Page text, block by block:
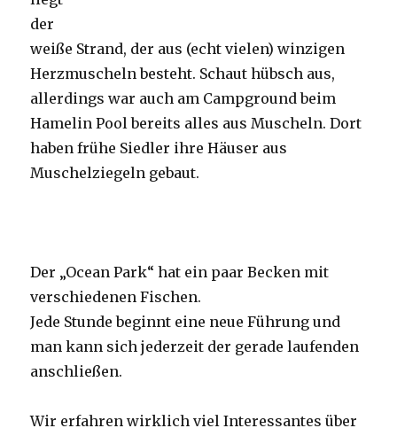
der
weiße Strand, der aus (echt vielen) winzigen
Herzmuscheln besteht. Schaut hübsch aus,
allerdings war auch am Campground beim
Hamelin Pool bereits alles aus Muscheln. Dort
haben frühe Siedler ihre Häuser aus
Muschelziegeln gebaut.
Der „Ocean Park“ hat ein paar Becken mit
verschiedenen Fischen.
Jede Stunde beginnt eine neue Führung und
man kann sich jederzeit der gerade laufenden
anschließen.
Wir erfahren wirklich viel Interessantes über